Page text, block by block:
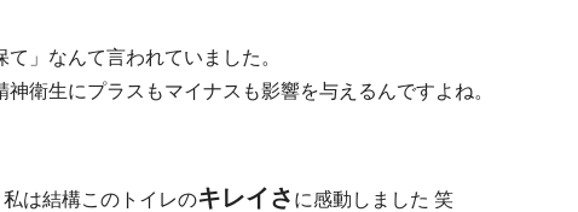
」なんて言われていました。
衛生にプラスもマイナスも影響を与えるんですよね。
は結構このトイレのキレイさ に感動しました 笑